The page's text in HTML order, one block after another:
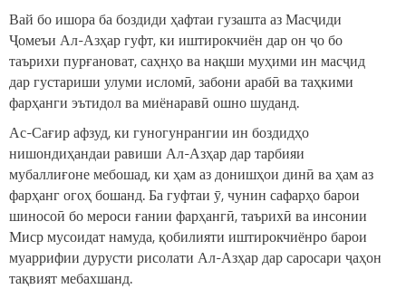
Вай бо ишора ба боздиди ҳафтаи гузашта аз Масҷиди
Ҷомеъи Ал-Азҳар гуфт, ки иштирокчиён дар он ҷо бо
таърихи пурғановат, саҳнҳо ва нақши муҳими ин масҷид
дар густариши улуми исломӣ, забони арабӣ ва таҳкими
фарҳанги эътидол ва миёнаравӣ ошно шуданд.
Ас-Сағир афзуд, ки гуногунрангии ин боздидҳо
нишондиҳандаи равиши Ал-Азҳар дар тарбияи
мубаллиғоне мебошад, ки ҳам аз донишҳои динӣ ва ҳам аз
фарҳанг огоҳ бошанд. Ба гуфтаи ӯ, чунин сафарҳо барои
шиносоӣ бо мероси ғании фарҳангӣ, таърихӣ ва инсонии
Миср мусоидат намуда, қобилияти иштирокчиёнро барои
муаррифии дурусти рисолати Ал-Азҳар дар саросари ҷаҳон
тақвият мебахшанд.